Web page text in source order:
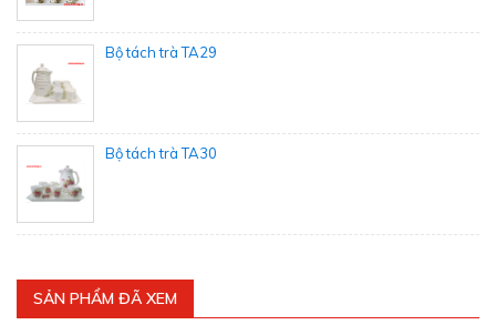
Bộ tách trà TA29
Bộ tách trà TA30
SẢN PHẨM ĐÃ XEM